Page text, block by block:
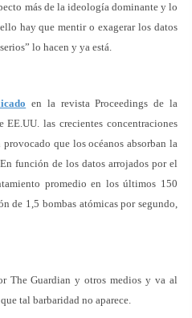
más de la ideología dominante y lo
hay que mentir o exagerar los datos
lo hacen y ya está.
en la revista Proceedings de la
las crecientes concentraciones
que los océanos absorban la
función de los datos arrojados por el
promedio en los últimos 150
de 1,5 bombas atómicas por segundo,
The Guardian y otros medios y va al
tal barbaridad no aparece.